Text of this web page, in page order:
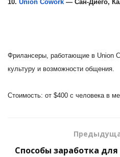
10. Union Cowork — Сан-Диего,
Фрилансеры, работающие в Union
культуру и возможности общения.
Стоимость: от $400 с человека в
Способы заработка